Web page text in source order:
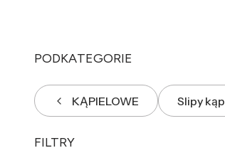
PODKATEGORIE
KĄPIELOWE Slipy
FILTRY